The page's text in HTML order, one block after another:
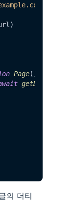
Page( ) {
getData
의 더티